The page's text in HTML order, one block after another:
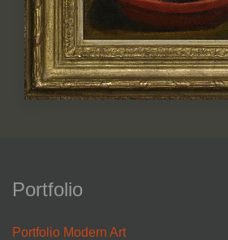
Portfolio
Portfolio Modern Art